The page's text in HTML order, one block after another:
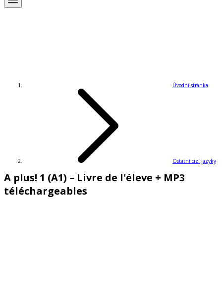
Úvodní stránka
Ostatní cizí jazyky
A plus! 1 (A1) – Livre de l'éleve + MP3
téléchargeables